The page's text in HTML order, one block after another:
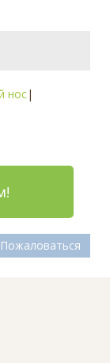
нос|
Пожаловаться